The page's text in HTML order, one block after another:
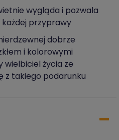
wygląda i pozwala
przyprawy
dobrze
i kolorowymi
wielbiciel życia ze
z takiego podarunku